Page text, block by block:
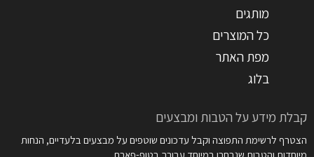
מותגים
כל המוצרים
מפת האתר
בלוג
קבלת מידע על הטבות ומבצעים
הצטרף לרשימת התפוצה וקבל עדכונים שוטפים על מבצעים בלעדיים, הנחות